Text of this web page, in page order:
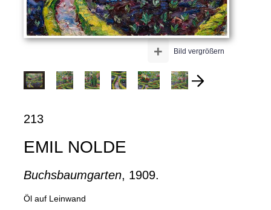
Bild vergrößern
+
213
EMIL NOLDE
Buchsbaumgarten, 1909.
Öl auf Leinwand